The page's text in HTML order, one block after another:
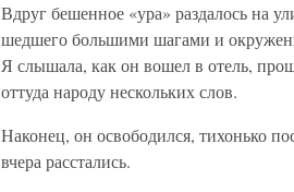
Вдруг бешенное «ура» раздалось на
шедшего большими шагами и
Я слышала, как он вошел в отель,
оттуда народу нескольких слов.
Наконец, он освободился, тихонько
вчера расстались.